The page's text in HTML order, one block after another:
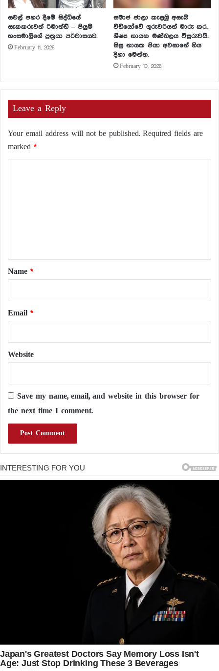
සවල් පහර දීමේ සිද්ධියේ
සැකකරුවන් රිමාන්ඩ් – පියුමි
හංසමාලිගේ පුත්‍රයා පරිවාසයට.
February 11, 2026
සමාජ ජාලා කැළඹූ අසැබි
වීඩියෝවේ ගුරුවරියන් මාරු කර..
ශිෂ්‍ය නායක මණ්ඩලය විසුරුවයි..
සිසු නායක පියා අවසානේ ගිය
දිහා මෙන්න.
February 10, 2026
Leave a Reply
Your email address will not be published. Required fields are
marked *
*
Name *
Email *
Website
Save my name, email, and website in this browser for
the next time I comment.